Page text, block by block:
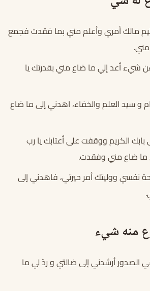
مالك أمري وأعلم مني بما فقدت فجمع
شيء أعد إلي ما ضاع مني بقدرتك يا
و سيد العلم والخفاء، اهدني إلى ما ضاع
الكريم ووقفت على أعتابك يا رب
ما ضاع مني وفقدت.
نفسي ووليتك أمر حيرتي، فاهدني إلى
منه شيء
الصدور أرشدني إلى ضالتي و ردّ لي ما